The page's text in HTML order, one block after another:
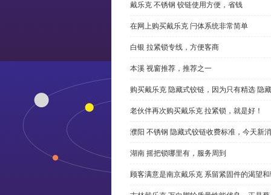
戴乐克 不锈钢 铰链使用方便，省钱
在网上购买戴乐克 闩体系统非常简单
白银 拉紧锁专线，方便客商
本溪 视窗推荐，推荐之一
购买戴乐克 隐藏式铰链，因为只有精选 隐
老伙伴再次购买戴乐克 拉紧锁，就是好！
濮阳 不锈钢 隐藏式铰链收费标准，今天新
湖南 摇把锁哪里有，服务周到
顾客满意是南京戴乐克 系留紧固件的渴望